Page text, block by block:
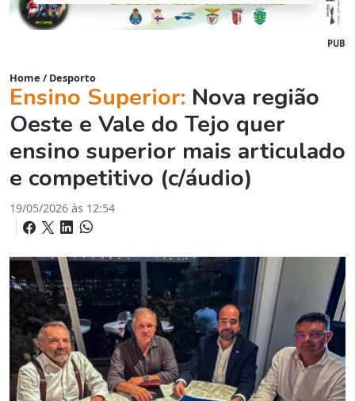
PUB
Home / Desporto
Ensino Superior: Nova região
Oeste e Vale do Tejo quer
ensino superior mais articulado
e competitivo (c/áudio)
19/05/2026 às 12:54